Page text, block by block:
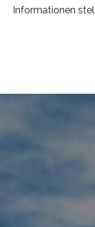
Informationen